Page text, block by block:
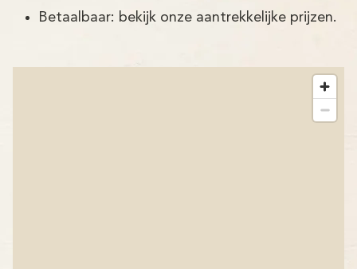
Betaalbaar: bekijk onze aantrekkelijke prijzen.